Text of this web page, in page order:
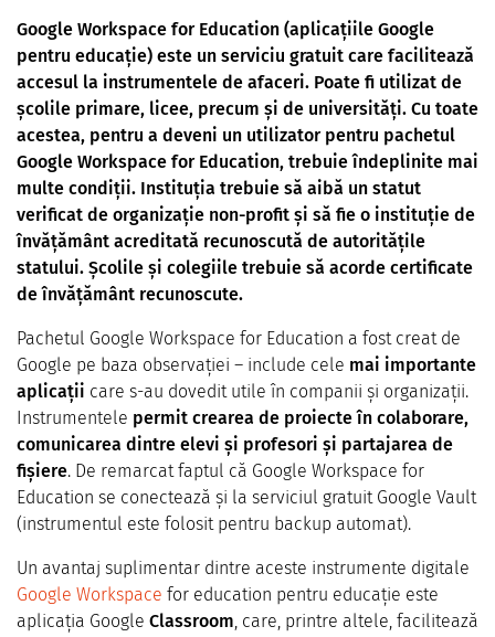
Google Workspace for Education (aplicațiile Google
pentru educație) este un serviciu gratuit care facilitează
accesul la instrumentele de afaceri. Poate fi utilizat de
școlile primare, licee, precum și de universități. Cu toate
acestea, pentru a deveni un utilizator pentru pachetul
Google Workspace for Education, trebuie îndeplinite mai
multe condiții. Instituția trebuie să aibă un statut
verificat de organizație non-profit și să fie o instituție de
învățământ acreditată recunoscută de autoritățile
statului. Școlile și colegiile trebuie să acorde certificate
de învățământ recunoscute.
Pachetul Google Workspace for Education a fost creat de
Google pe baza observației – include cele mai importante
aplicații care s-au dovedit utile în companii și organizații.
Instrumentele permit crearea de proiecte în colaborare,
comunicarea dintre elevi și profesori și partajarea de
fișiere. De remarcat faptul că Google Workspace for
Education se conectează și la serviciul gratuit Google Vault
(instrumentul este folosit pentru backup automat).
Un avantaj suplimentar dintre aceste instrumente digitale
Google Workspace for education pentru educație este
aplicația Google Classroom , care, printre altele, facilitează